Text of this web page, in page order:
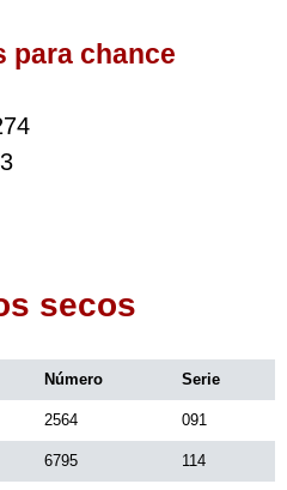
para chance
secos
Número Serie
2564 091
6795 114